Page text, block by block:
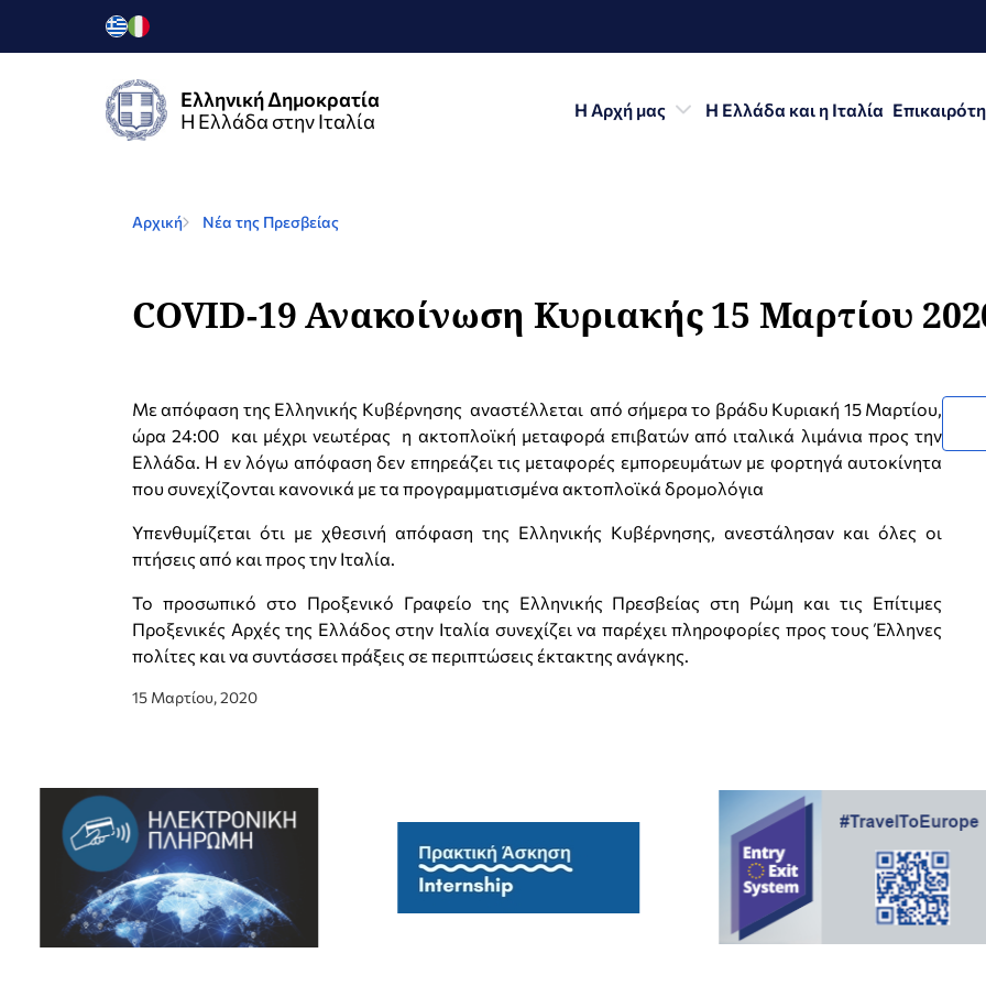
Ελληνική Δημοκρατία
Η Ελλάδα στην Ιταλία
Η Αρχή μας Η Ελλάδα και η Ιταλία
Αρχική Νέα της Πρεσβείας
COVID-19 Ανακοίνωση Κυριακής 15 Μαρτίου
Με απόφαση της Ελληνικής Κυβέρνησης αναστέλλεται από σήμερα το βράδυ Κυριακή 15 Μαρτίου,
ώρα 24:00 και μέχρι νεωτέρας η ακτοπλοϊκή μεταφορά επιβατών από ιταλικά λιμάνια προς την
Ελλάδα. Η εν λόγω απόφαση δεν επηρεάζει τις μεταφορές εμπορευμάτων με φορτηγά αυτοκίνητα
που συνεχίζονται κανονικά με τα προγραμματισμένα ακτοπλοϊκά δρομολόγια
Υπενθυμίζεται ότι με χθεσινή απόφαση της Ελληνικής Κυβέρνησης, ανεστάλησαν και όλες οι
πτήσεις από και προς την Ιταλία.
Το προσωπικό στο Προξενικό Γραφείο της Ελληνικής Πρεσβείας στη Ρώμη και τις Επίτιμες
Προξενικές Αρχές της Ελλάδος στην Ιταλία συνεχίζει να παρέχει πληροφορίες προς τους Έλληνες
πολίτες και να συντάσσει πράξεις σε περιπτώσεις έκτακτης ανάγκης.
15 Μαρτίου, 2020